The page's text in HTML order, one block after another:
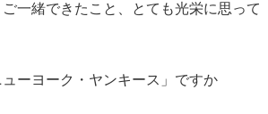
一緒できたこと、とても光栄に思って
ーヨーク・ヤンキース」ですか